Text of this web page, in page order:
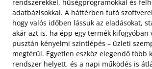
rendszerekkel, hűségprogramokkal és
adatbázisokkal. A háttérben futó
hogy valós időben lássuk az eladásokat,
akár azt is, ha épp egy termék kifogyóban
pusztán kényelmi szintlépés – üzleti
megtérül. Egyetlen eszköz elegendő több
rendszer helyett, és a napi működés is